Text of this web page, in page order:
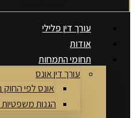
עורך דין פלילי
אודות
תחומי התמחות
עורך דין אונס
אונס לפי
הגנות